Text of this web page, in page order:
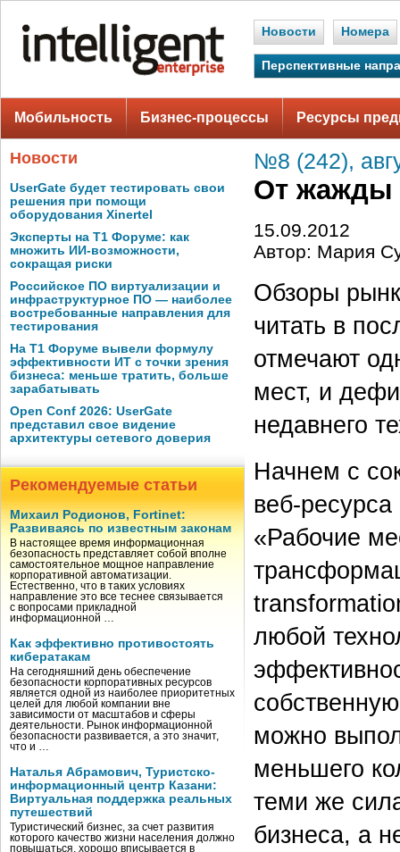
Новости Номера
Перспективные
Мобильность Бизнес-процессы Ресурсы
Новости
UserGate будет тестировать свои
решения при помощи
оборудования Xinertel
Эксперты на Т1 Форуме: как
множить ИИ-возможности,
сокращая риски
Российское ПО виртуализации и
инфраструктурное ПО — наиболее
востребованные направления для
тестирования
На Т1 Форуме вывели формулу
эффективности ИТ с точки зрения
бизнеса: меньше тратить, больше
зарабатывать
Open Conf 2026: UserGate
представил свое видение
архитектуры сетевого доверия
Рекомендуемые статьи
Михаил Родионов, Fortinet:
Развиваясь по известным законам
В настоящее время информационная
безопасность представляет собой вполне
самостоятельное мощное направление
корпоративной автоматизации.
Естественно, что в таких условиях
направление это все теснее связывается
с вопросами прикладной
информационной …
Как эффективно противостоять
кибератакам
На сегодняшний день обеспечение
безопасности корпоративных ресурсов
является одной из наиболее приоритетных
целей для любой компании вне
зависимости от масштабов и сферы
деятельности. Рынок информационной
безопасности развивается, а это значит,
что и …
Наталья Абрамович, Туристско-
информационный центр Казани:
Виртуальная поддержка реальных
путешествий
Туристический бизнес, за счет развития
которого качество жизни населения должно
повышаться, хорошо вписывается в
№8 (242),
От жажды
15.09.2012
Автор: Мария
Обзоры
читать в
отмечают
мест, и
недавнего
Начнем с
веб-
«Рабочие
любой
можно
меньшего
теми же
бизнеса, а